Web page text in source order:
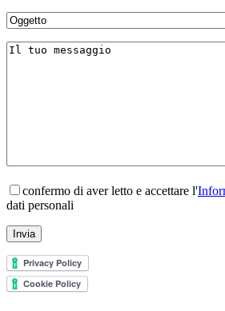
confermo di aver letto e accettare l'
dati personali